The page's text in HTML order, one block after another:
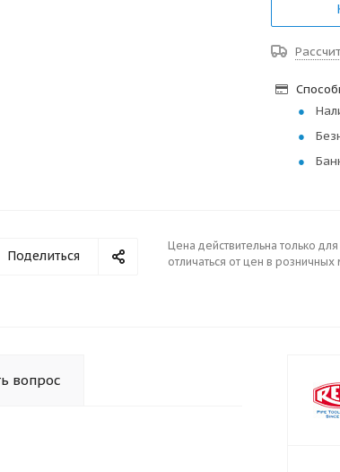
Поделиться
Цена действительна только
отличаться от цен в розничных
вопрос